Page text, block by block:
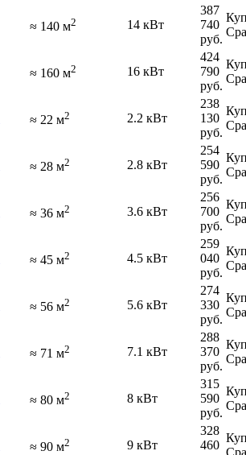
≈ 140 м2 14 кВт
387
740
руб.
≈ 160 м2 16 кВт
424
790
руб.
≈ 22 м2 2.2 кВт
238
130
руб.
≈ 28 м2 2.8 кВт
254
590
руб.
≈ 36 м2 3.6 кВт
256
700
руб.
≈ 45 м2 4.5 кВт
259
040
руб.
≈ 56 м2 5.6 кВт
274
330
руб.
≈ 71 м2 7.1 кВт
288
370
руб.
≈ 80 м2 8 кВт
315
590
руб.
≈ 90 м2 9 кВт
328
460